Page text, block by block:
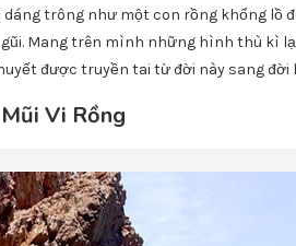
dáng trông như một con rồng khổng lồ
Mang trên mình những hình thù kì
được truyền tai từ đời này sang đời
Vi Rồng